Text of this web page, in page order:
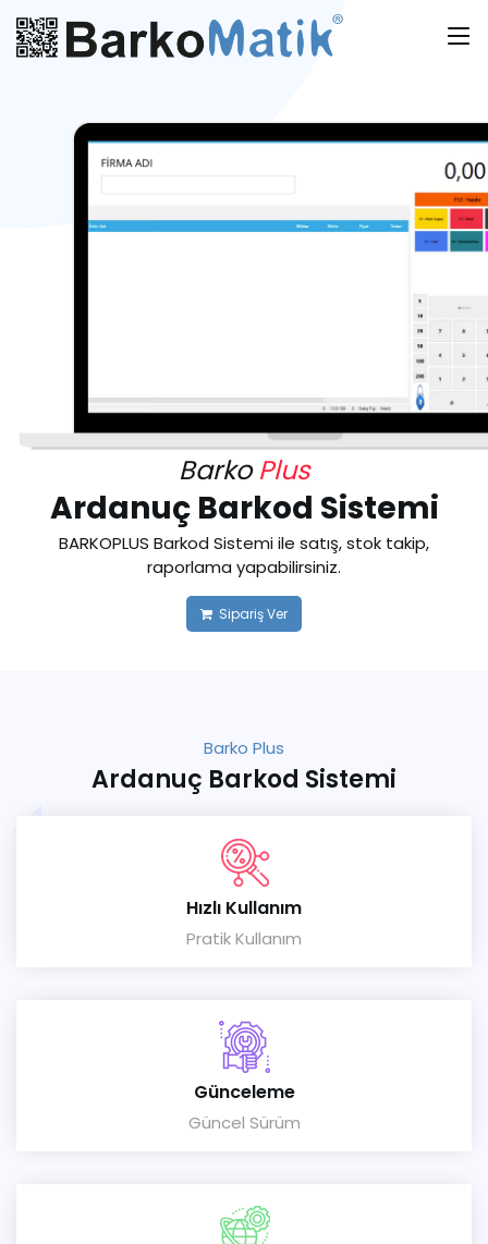
BarkoPlus
Ardanuç Barkod Sistemi
BARKOPLUS Barkod Sistemi ile satış, stok takip,
raporlama yapabilirsiniz.
Sipariş Ver
Barko Plus
Ardanuç Barkod Sistemi
Hızlı Kullanım
Pratik Kullanım
Günceleme
Güncel Sürüm